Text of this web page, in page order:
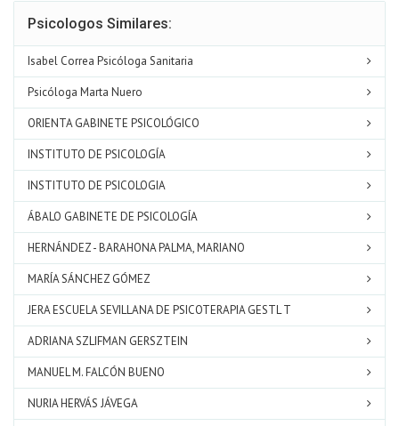
Psicologos Similares:
Isabel Correa Psicóloga Sanitaria
Psicóloga Marta Nuero
ORIENTA GABINETE PSICOLÓGICO
INSTITUTO DE PSICOLOGÍA
INSTITUTO DE PSICOLOGIA
ÁBALO GABINETE DE PSICOLOGÍA
HERNÁNDEZ - BARAHONA PALMA, MARIANO
MARÍA SÁNCHEZ GÓMEZ
JERA ESCUELA SEVILLANA DE PSICOTERAPIA GESTL T
ADRIANA SZLIFMAN GERSZTEIN
MANUEL M. FALCÓN BUENO
NURIA HERVÁS JÁVEGA